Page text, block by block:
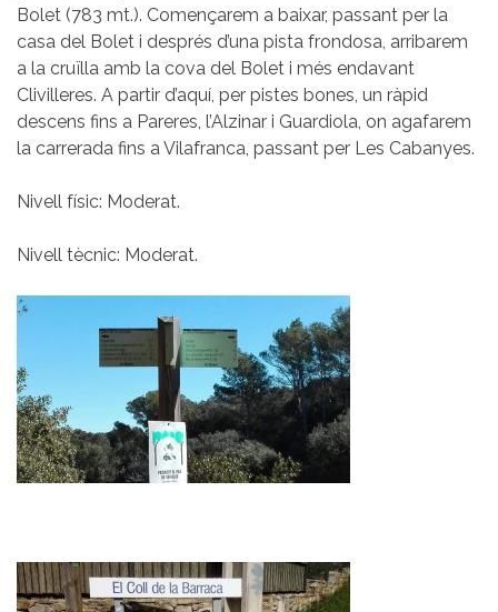
Bolet (783 mt.). Començarem a baixar, passant per la
casa del Bolet i després d’una pista frondosa, arribarem
a la cruïlla amb la cova del Bolet i més endavant
Clivilleres. A partir d’aquí, per pistes bones, un ràpid
descens fins a Pareres, l’Alzinar i Guardiola, on agafarem
la carrerada fins a Vilafranca, passant per Les Cabanyes.
Nivell físic: Moderat.
Nivell tècnic: Moderat.